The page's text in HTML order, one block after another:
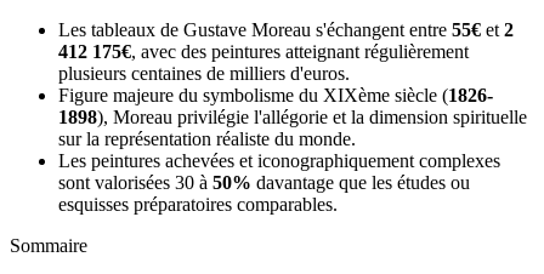
Les tableaux de Gustave Moreau s'échangent entre 55€ et 2
412 175€, avec des peintures atteignant régulièrement
plusieurs centaines de milliers d'euros.
Figure majeure du symbolisme du XIXème siècle (1826-
1898), Moreau privilégie l'allégorie et la dimension spirituelle
sur la représentation réaliste du monde.
Les peintures achevées et iconographiquement complexes
sont valorisées 30 à 50% davantage que les études ou
esquisses préparatoires comparables.
Sommaire